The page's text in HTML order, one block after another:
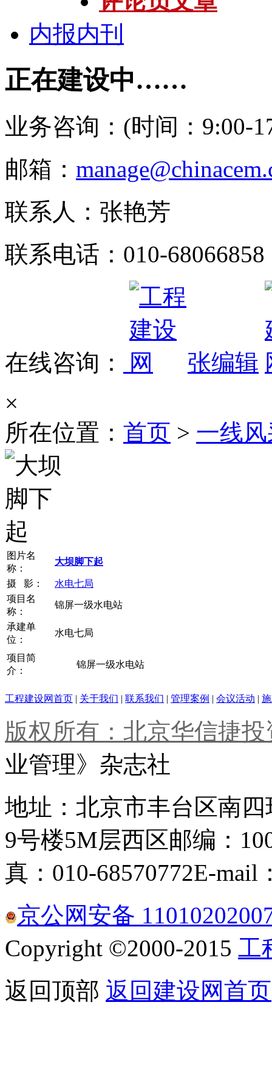
内报内刊
正在建设中……
业务咨询：(时间：9:00-
邮箱：
联系人：张艳芳
联系电话：010-68066858
在线咨询：
张编辑
×
所在位置： 首页 > 一线
图片名
称：
大坝脚下起
摄 影：
水电七局
项目名
称：
锦屏一级水电站
承建单
位：
水电七局
项目简
介：
锦屏一级水电站
工程建设网首页 | 关于我们 | 联系我们 | 管理案例 | 会议活动 |
版权所有：北京华信捷
业管理》杂志社
地址：北京市丰台区南
9号楼5M层西区邮编：
真：010-68570772E-mail
京公网安备
Copyright ©2000-2015 工
返回顶部 返回建设网首页